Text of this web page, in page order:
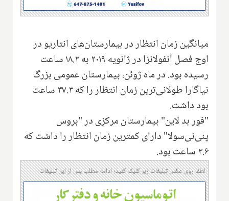
میانگین زمان انتظار در بیمارستان‌های انتاریو در
اوج فصل آنفولانزا در ژانویه ۲۰۱۹ به ۱۸.۳ ساعت
رسیده بود. در ماه ژوئن‌، بیمارستان عمومی بزرگ
نیاگارا طولانی‌ترین زمان انتظار را که ۳۷.۳ ساعت
بود داشت.
"فور بد لاین" بیمارستان مرکزی در "بروس
پنی‌نی‌سولا" دارای کمترین زمان انتظار را داشت که
۳.۶ ساعت بود
.
لطفا روی عکس تبلیغات زیر کلیک کنید؛ ادامه مطلب پس از این تبلیغات